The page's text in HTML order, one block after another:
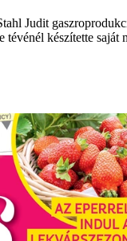
Judit
készítette saját